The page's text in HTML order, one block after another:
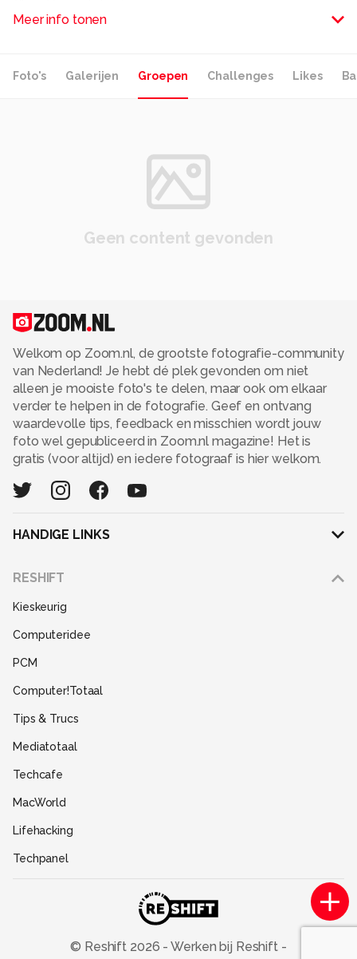
Meer info tonen
Foto's Galerijen Groepen Challenges Likes
Geen content gevonden
Welkom op Zoom.nl, de grootste fotografie-community
van Nederland! Je hebt dé plek gevonden om niet
alleen je mooiste foto's te delen, maar ook om elkaar
verder te helpen in de fotografie. Geef en ontvang
waardevolle tips, feedback en misschien wordt jouw
foto wel gepubliceerd in Zoom.nl magazine! Het is
gratis (voor altijd) en iedere fotograaf is hier welkom.
HANDIGE LINKS
RESHIFT
Kieskeurig
Computeridee
PCM
Computer!Totaal
Tips & Trucs
Mediatotaal
Techcafe
MacWorld
Lifehacking
Techpanel
Power Unlimited© Reshift 2026 - Werken bij Reshift -